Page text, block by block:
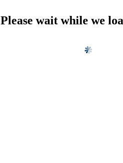
Please wait while we